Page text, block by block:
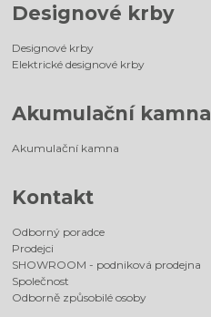
Designové krby
Designové krby
Elektrické designové krby
Akumulační kamna
Akumulační kamna
Kontakt
Odborný poradce
Prodejci
SHOWROOM - podniková prodejna
Společnost
Odborně způsobilé osoby